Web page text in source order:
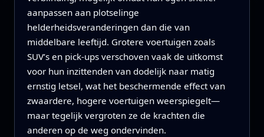
aanpassen aan plotselinge
helderheidsveranderingen dan die van
middelbare leeftijd. Grotere voertuigen zoals
SUV’s en pick-ups verschoven vaak de uitkomst
voor hun inzittenden van dodelijk naar matig
ernstig letsel, wat het beschermende effect van
zwaardere, hogere voertuigen weerspiegelt—
maar tegelijk vergroten ze de krachten die
anderen op de weg ondervinden.